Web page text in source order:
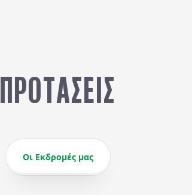
ΠΡΟΤΆΣΕΙΣ
Οι Εκδρομές μας